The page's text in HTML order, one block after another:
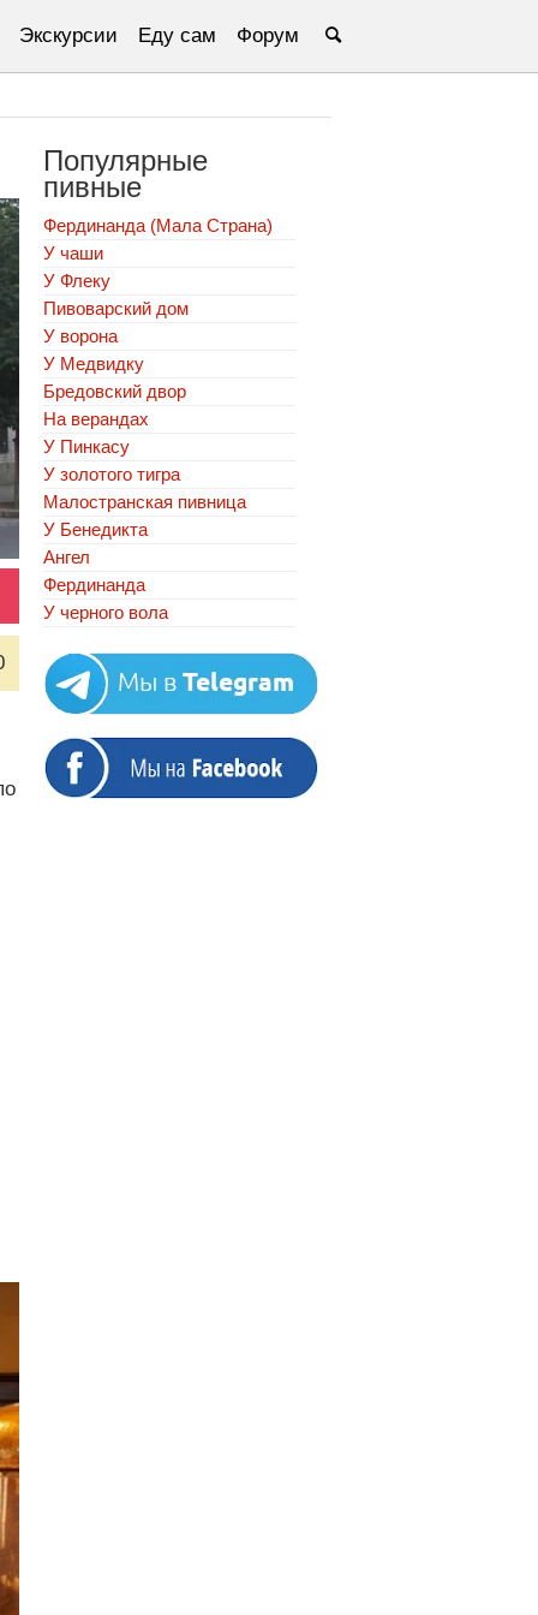
Экскурсии Еду сам Форум
Популярные
пивные
Фердинанда (Мала Страна)
У чаши
У Флеку
Пивоварский дом
У ворона
У Медвидку
Бредовский двор
На верандах
У Пинкасу
У золотого тигра
Малостранская пивница
У Бенедикта
Ангел
Фердинанда
У черного вола